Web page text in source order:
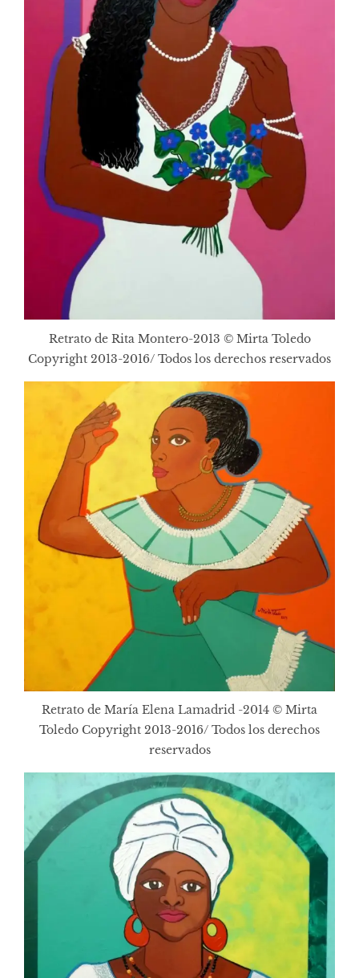
Retrato de Rita Montero-2013 © Mirta Toledo
Copyright 2013-2016/ Todos los derechos reservados
Retrato de María Elena Lamadrid -2014 © Mirta
Toledo Copyright 2013-2016/ Todos los derechos
reservados